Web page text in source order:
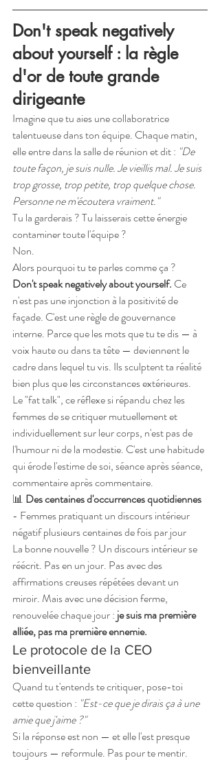
Don't speak negatively
about yourself : la règle
d'or de toute grande
dirigeante
Imagine que tu aies une collaboratrice
talentueuse dans ton équipe. Chaque matin,
elle entre dans la salle de réunion et dit : "De
toute façon, je suis nulle. Je vieillis mal. Je suis
trop grosse, trop petite, trop quelque chose.
Personne ne m'écoutera vraiment."
Tu la garderais ? Tu laisserais cette énergie
contaminer toute l'équipe ?
Non.
Alors pourquoi tu te parles comme ça ?
Don't speak negatively about yourself. Ce
n'est pas une injonction à la positivité de
façade. C'est une règle de gouvernance
interne. Parce que les mots que tu te dis — à
voix haute ou dans ta tête — deviennent le
cadre dans lequel tu vis. Ils sculptent ta réalité
bien plus que les circonstances extérieures.
Le "fat talk", ce réflexe si répandu chez les
femmes de se critiquer mutuellement et
individuellement sur leur corps, n'est pas de
l'humour ni de la modestie. C'est une habitude
qui érode l'estime de soi, séance après séance,
commentaire après commentaire.
📊 Des centaines d'occurrences quotidiennes
- Femmes pratiquant un discours intérieur
négatif plusieurs centaines de fois par jour
La bonne nouvelle ? Un discours intérieur se
réécrit. Pas en un jour. Pas avec des
affirmations creuses répétées devant un
miroir. Mais avec une décision ferme,
renouvelée chaque jour : je suis ma première
alliée, pas ma première ennemie.
Le protocole de la CEO
bienveillante
Quand tu t'entends te critiquer, pose-toi
cette question : "Est-ce que je dirais ça à une
amie que j'aime ?"
Si la réponse est non — et elle l'est presque
toujours — reformule. Pas pour te mentir.